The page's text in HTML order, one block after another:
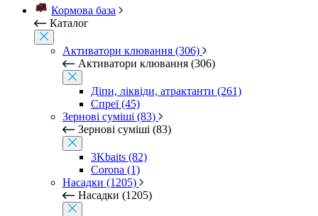
Кормова база
Каталог
Активатори клювання (306)
Активатори клювання (306)
Діпи, ліквіди, атрактанти (261)
Спреї (45)
Зернові суміші (83)
Зернові суміші (83)
3Kbaits (82)
Corona (1)
Насадки (1205)
Насадки (1205)